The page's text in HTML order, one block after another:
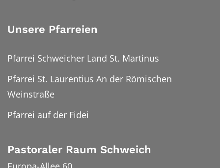
Unsere Pfarreien
Pfarrei Schweicher Land St. Martinus
Pfarrei St. Laurentius An der Römischen
Weinstraße
Pfarrei auf der Fidei
Pastoraler Raum Schweich